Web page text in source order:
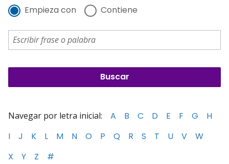
Empieza con Contiene
Navegar por letra inicial: A B C D E F G
H
I
J K L M N O P Q R S T U V
W
X
Y Z #